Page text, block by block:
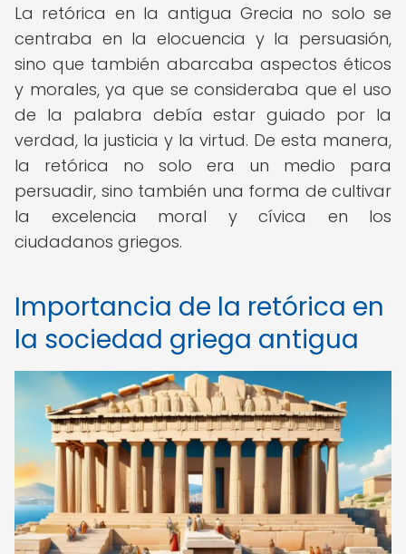
La retórica en la antigua Grecia no solo se
centraba en la elocuencia y la persuasión,
sino que también abarcaba aspectos éticos
y morales, ya que se consideraba que el uso
de la palabra debía estar guiado por la
verdad, la justicia y la virtud. De esta manera,
la retórica no solo era un medio para
persuadir, sino también una forma de cultivar
la excelencia moral y cívica en los
ciudadanos griegos.
Importancia de la retórica en
la sociedad griega antigua